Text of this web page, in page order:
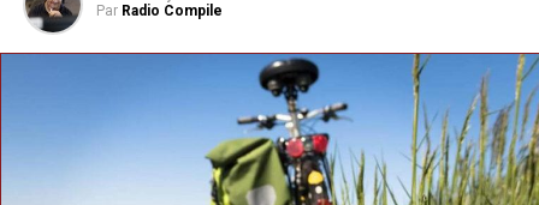
NE MANQUEZ PAS
Une étudiante de Bastogne trouve des lettres de 1910,
Par Radio Compile